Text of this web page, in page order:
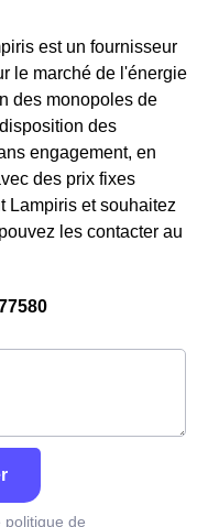
est un fournisseur
le marché de l'énergie
des monopoles de
des
engagement, en
des prix fixes
Lampiris et souhaitez
les contacter au
politique de